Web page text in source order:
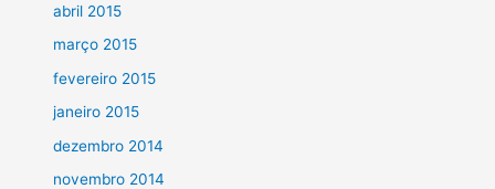
abril 2015
março 2015
fevereiro 2015
janeiro 2015
dezembro 2014
novembro 2014